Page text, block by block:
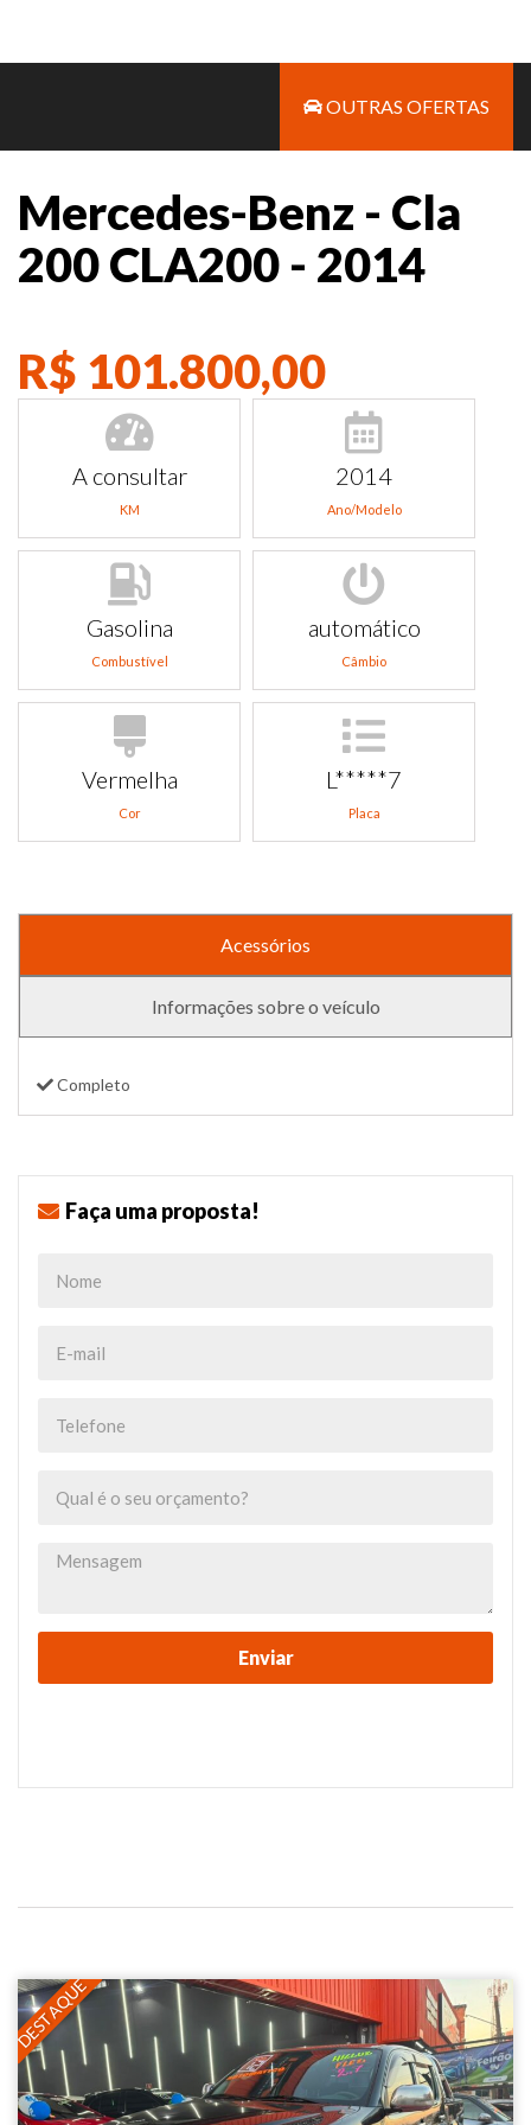
OUTRAS OFERTAS
Mercedes-Benz - Cla
200 CLA200 - 2014
R$ 101.800,00
A consultar
KM
2014
Ano/Modelo
Gasolina
Combustível
automático
Câmbio
Vermelha
Cor
L*****7
Placa
Acessórios
Informações sobre o veículo
Completo
Faça uma proposta!
DESTAQUE